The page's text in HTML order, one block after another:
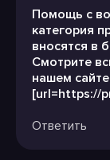
Помощь с
категория
вносятся в
Смотрите
нашем
[url=https://
Ответить